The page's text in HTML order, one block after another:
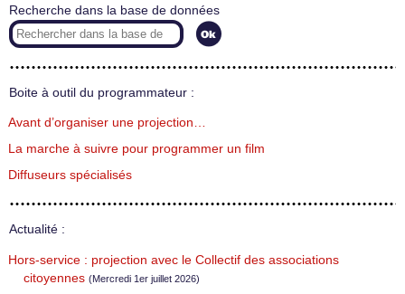
Recherche dans la base de données
Boite à outil du programmateur :
Avant d’organiser une projection…
La marche à suivre pour programmer un film
Diffuseurs spécialisés
Actualité :
Hors-service : projection avec le Collectif des associations
citoyennes (Mercredi 1er juillet 2026)